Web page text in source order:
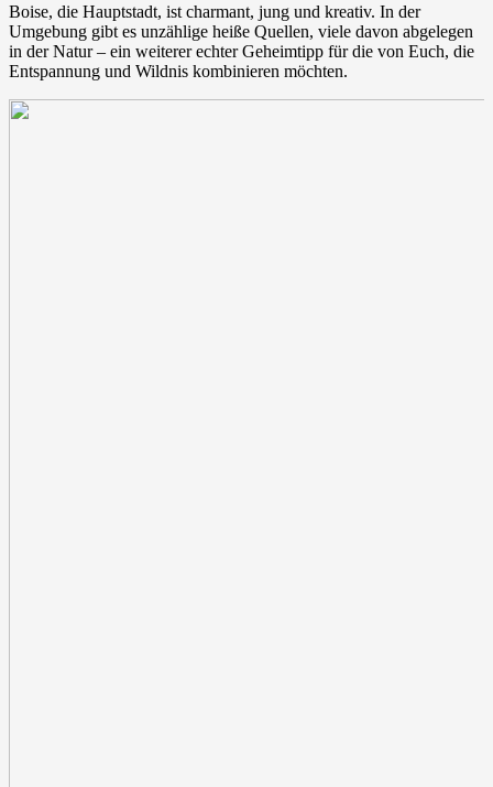
Boise, die Hauptstadt, ist charmant, jung und kreativ. In der
Umgebung gibt es unzählige heiße Quellen, viele davon abgelegen
in der Natur – ein weiterer echter Geheimtipp für die von Euch, die
Entspannung und Wildnis kombinieren möchten.